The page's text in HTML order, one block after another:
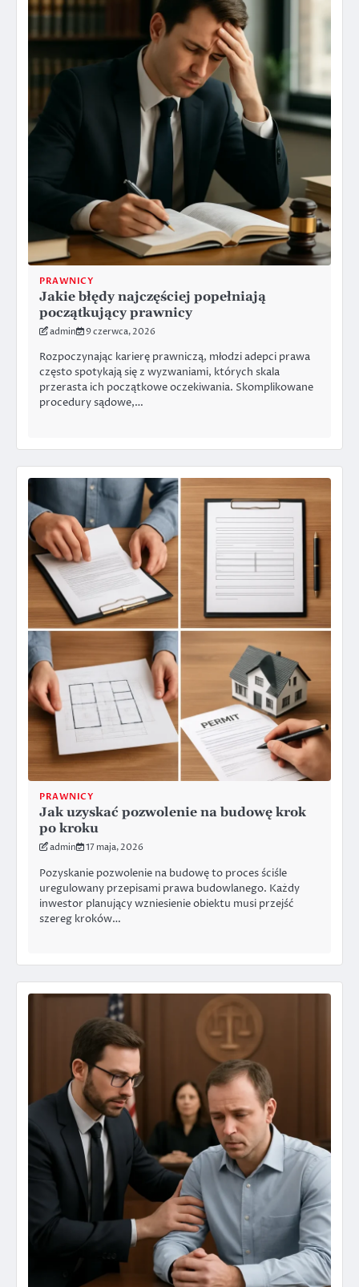
PRAWNICY
Jakie błędy najczęściej popełniają
początkujący prawnicy
admin 9 czerwca, 2026
Rozpoczynając karierę prawniczą, młodzi adepci prawa
często spotykają się z wyzwaniami, których skala
przerasta ich początkowe oczekiwania. Skomplikowane
procedury sądowe,…
PRAWNICY
Jak uzyskać pozwolenie na budowę krok
po kroku
admin 17 maja, 2026
Pozyskanie pozwolenie na budowę to proces ściśle
uregulowany przepisami prawa budowlanego. Każdy
inwestor planujący wzniesienie obiektu musi przejść
szereg kroków…